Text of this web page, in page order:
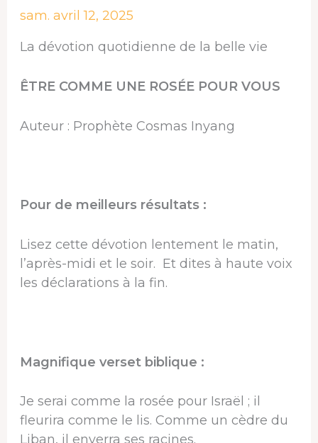
sam. avril 12, 2025
La dévotion quotidienne de la belle vie
ÊTRE COMME UNE ROSÉE POUR VOUS
Auteur : Prophète Cosmas Inyang
Pour de meilleurs résultats :
Lisez cette dévotion lentement le matin,
l’après-midi et le soir. Et dites à haute voix
les déclarations à la fin.
Magnifique verset biblique :
Je serai comme la rosée pour Israël ; il
fleurira comme le lis. Comme un cèdre du
Liban, il enverra ses racines.